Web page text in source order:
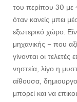
του περίπου 30
όταν κανείς μπει
εξωτερικό χώρο.
μηχανικής – που
γίνονται οι
νηστεία, λίγο η
αίθουσα,
μπορεί και να